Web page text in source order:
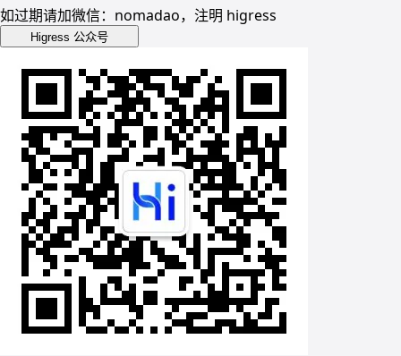
如过期请加微信：nomadao，注明 higress
Higress 公众号